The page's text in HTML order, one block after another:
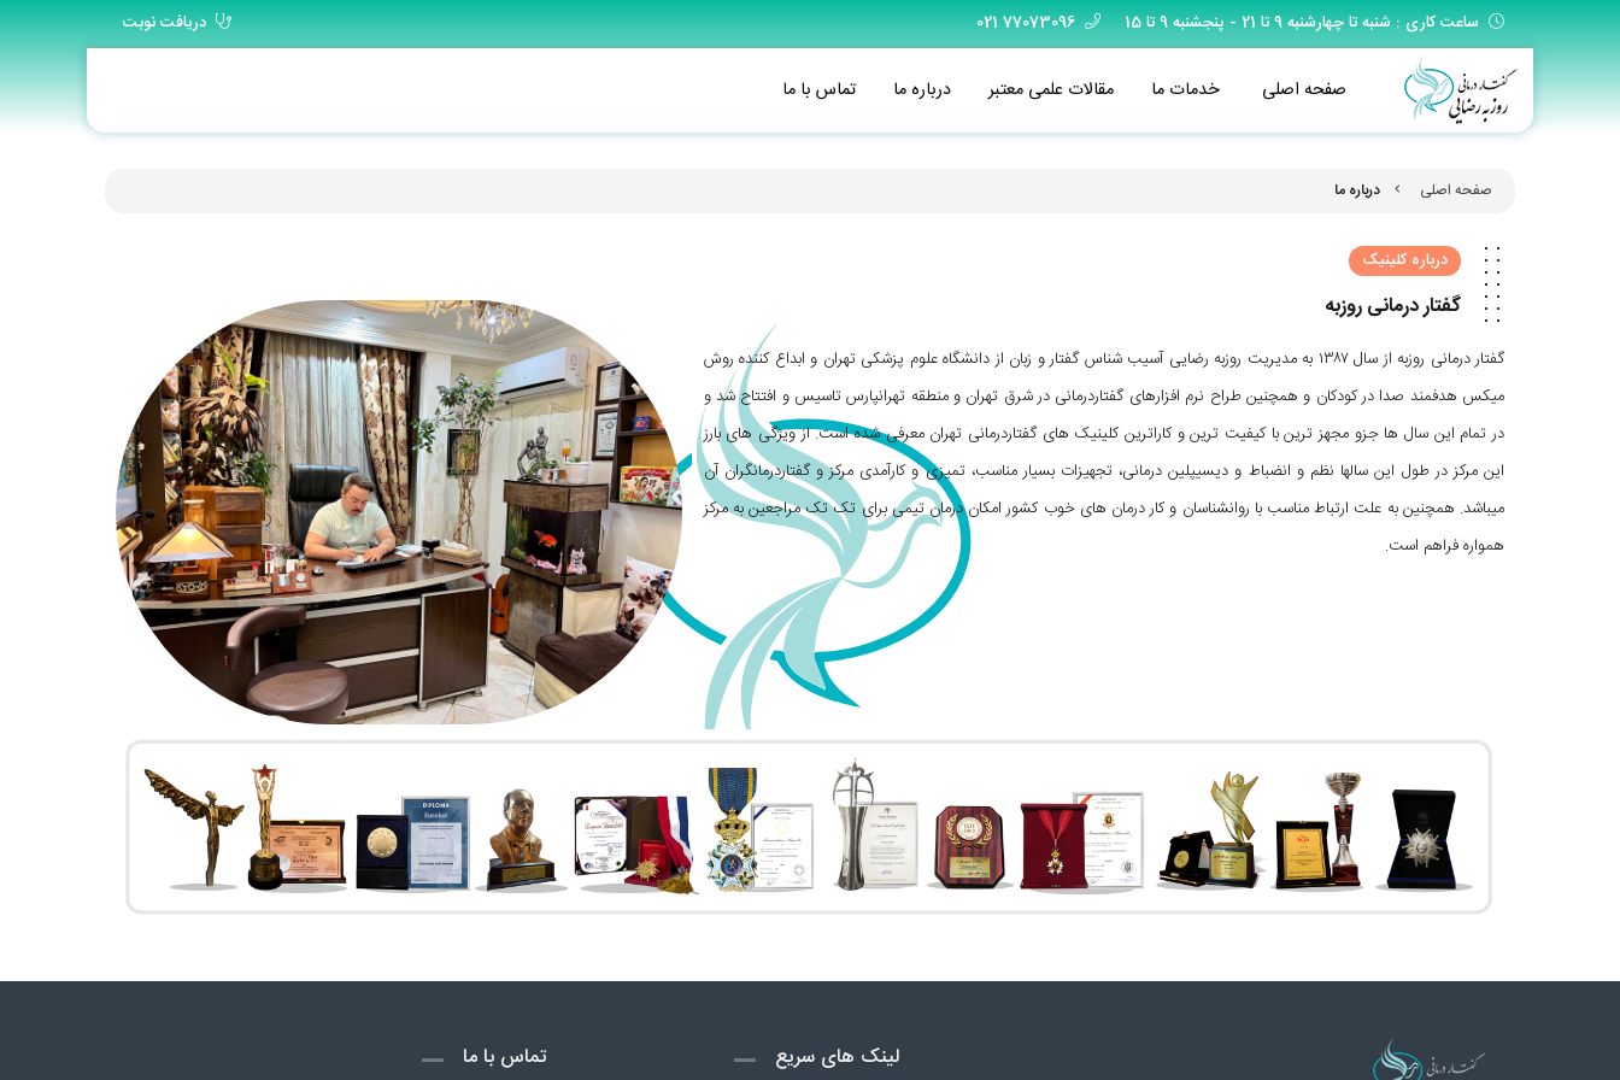
ساعت کاری : شنبه تا چهارشنبه 9 تا 21 - پنجشنبه 9 تا 15 77073096 021 دریافت نوبت
صفحه اصلی خدمات ما مقالات علمی معتبر درباره ما تماس با ما
صفحه اصلی درباره ما
درباره کلینیک
گفتار درمانی روزبه
گفتار درمانی روزبه از سال ۱۳۸۷ به مدیریت روزبه رضایی آسیب شناس گفتار و زبان از دانشگاه علوم پزشکی تهران و ابداع کننده روش
میکس هدفمند صدا در کودکان و همچنین طراح نرم افزارهای گفتاردرمانی در شرق تهران و منطقه تهرانپارس تاسیس و افتتاح شد و
در تمام این سال ها جزو مجهز ترین با کیفیت ترین و کاراترین کلینیک های گفتاردرمانی تهران معرفی شده است. از ویژگی های بارز
این مرکز در طول این سالها نظم و انضباط و دیسیپلین درمانی، تجهیزات بسیار مناسب، تمیزی و کارآمدی مرکز و گفتاردرمانگران آن
میباشد. همچنین به علت ارتباط مناسب با روانشناسان و کار درمان های خوب کشور امکان درمان تیمی برای تک تک مراجعین به مرکز
همواره فراهم است.
لینک های سریع تماس با ما